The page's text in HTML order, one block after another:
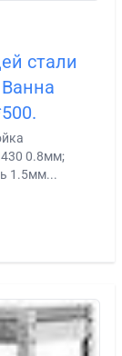
стали
0.8мм;
1.5мм...